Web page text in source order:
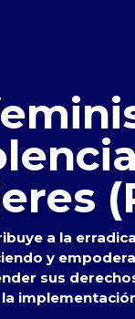
a la
y
sus